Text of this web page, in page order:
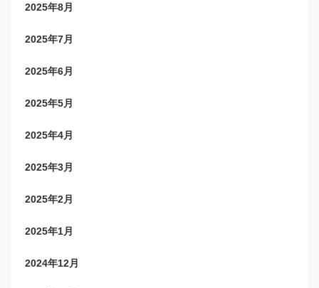
2025年8月
2025年7月
2025年6月
2025年5月
2025年4月
2025年3月
2025年2月
2025年1月
2024年12月